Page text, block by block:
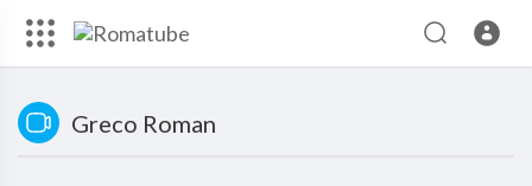
Greco Roman